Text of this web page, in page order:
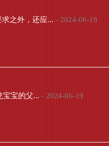
之外，还应... - 2024-06-19
宝宝的父... - 2024-06-19